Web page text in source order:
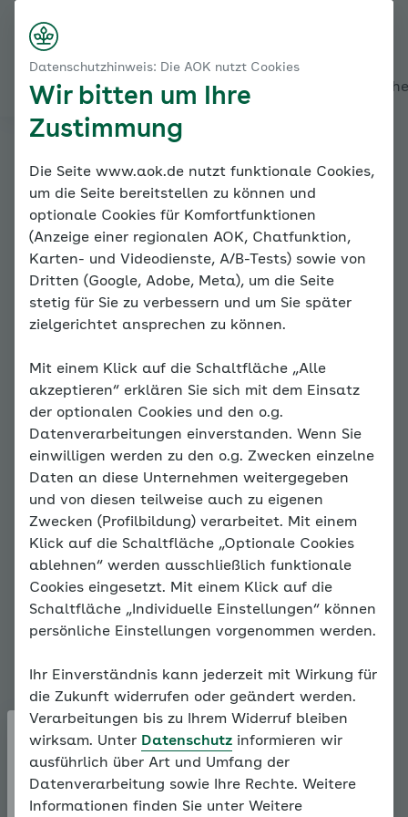
Alles über den Coach Mein Coach
Passwort vergessen?
Um Ihr Passwort zurückzusetzen, geben
Wie Sie diesen Coach benutzen
Inhalte für mich anpassen
Jetzt für mich anpassen
Familiencoach
Kinderängste
Inhalte für mich anpassen
Jetzt für mich anpassen
Hinweis
Sie befinden sich
außerhalb der
empfohlenen Reihenfolge.
Unser Konzept erfordert,
dass alle
vorangegangenen
Grundlagen bearbeitet
Sie daher alle Seiten des
Familiencoaches der Reihe
nach.
Weiter mit:Wann hilft mir
der Coach?
Datenschutzhinweis: Die AOK nutzt Cookies
Wir bitten um Ihre
Zustimmung
Die Seite www.aok.de nutzt funktionale Cookies,
um die Seite bereitstellen zu können und
optionale Cookies für Komfortfunktionen
(Anzeige einer regionalen AOK, Chatfunktion,
Karten- und Videodienste, A/B-Tests) sowie von
Dritten (Google, Adobe, Meta), um die Seite
stetig für Sie zu verbessern und um Sie später
zielgerichtet ansprechen zu können.
Mit einem Klick auf die Schaltfläche „Alle
akzeptieren“ erklären Sie sich mit dem Einsatz
der optionalen Cookies und den o.g.
Datenverarbeitungen einverstanden. Wenn Sie
einwilligen werden zu den o.g. Zwecken einzelne
Daten an diese Unternehmen weitergegeben
und von diesen teilweise auch zu eigenen
Zwecken (Profilbildung) verarbeitet. Mit einem
Klick auf die Schaltfläche „Optionale Cookies
ablehnen“ werden ausschließlich funktionale
Cookies eingesetzt. Mit einem Klick auf die
Schaltfläche „Individuelle Einstellungen“ können
persönliche Einstellungen vorgenommen werden.
Ihr Einverständnis kann jederzeit mit Wirkung für
die Zukunft widerrufen oder geändert werden.
Verarbeitungen bis zu Ihrem Widerruf bleiben
wirksam. Unter Datenschutz informieren wir
ausführlich über Art und Umfang der
Datenverarbeitung sowie Ihre Rechte. Weitere
Informationen finden Sie unter Weitere